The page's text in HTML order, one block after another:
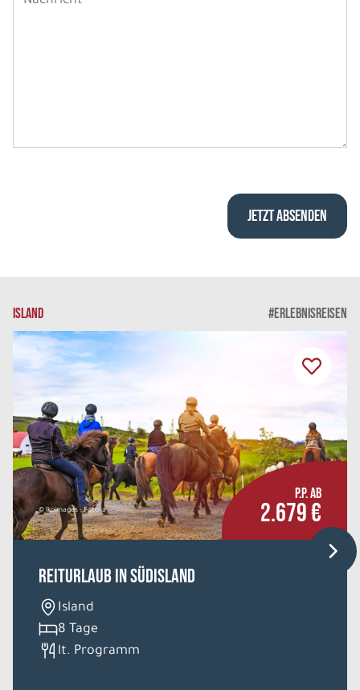
ISLAND #ERLEBNISREISEN
© lkoimages - Fotolia
P.P. AB
2.679 €
Reiturlaub in Südisland
Island
8 Tage
lt. Programm